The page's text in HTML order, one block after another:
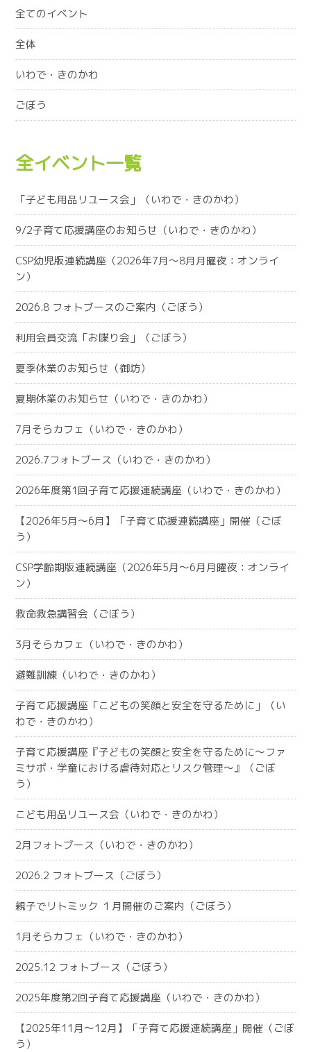
全てのイベント
全体
いわで・きのかわ
ごぼう
全イベント一覧
「子ども用品リユース会」（いわで・きのかわ）
9/2子育て応援講座のお知らせ（いわで・きのかわ）
CSP幼児版連続講座（2026年7月～8月月曜夜：オンライ
ン）
2026.8 フォトブースのご案内（ごぼう）
利用会員交流「お喋り会」（ごぼう）
夏季休業のお知らせ（御坊）
夏期休業のお知らせ（いわで・きのかわ）
7月そらカフェ（いわで・きのかわ）
2026.7フォトブース（いわで・きのかわ）
2026年度第1回子育て応援連続講座（いわで・きのかわ）
【2026年5月～6月】「子育て応援連続講座」開催（ごぼ
う）
CSP学齢期版連続講座（2026年5月～6月月曜夜：オンライ
ン）
救命救急講習会（ごぼう）
3月そらカフェ（いわで・きのかわ）
避難訓練（いわで・きのかわ）
子育て応援講座「こどもの笑顔と安全を守るために」（い
わで・きのかわ）
子育て応援講座『子どもの笑顔と安全を守るために～ファ
ミサポ・学童における虐待対応とリスク管理～』（ごぼ
う）
こども用品リユース会（いわで・きのかわ）
2月フォトブース（いわで・きのかわ）
2026.2 フォトブース（ごぼう）
親子でリトミック １月開催のご案内（ごぼう）
1月そらカフェ（いわで・きのかわ）
2025.12 フォトブース（ごぼう）
2025年度第2回子育て応援講座（いわで・きのかわ）
【2025年11月～12月】「子育て応援連続講座」開催（ごぼ
う）